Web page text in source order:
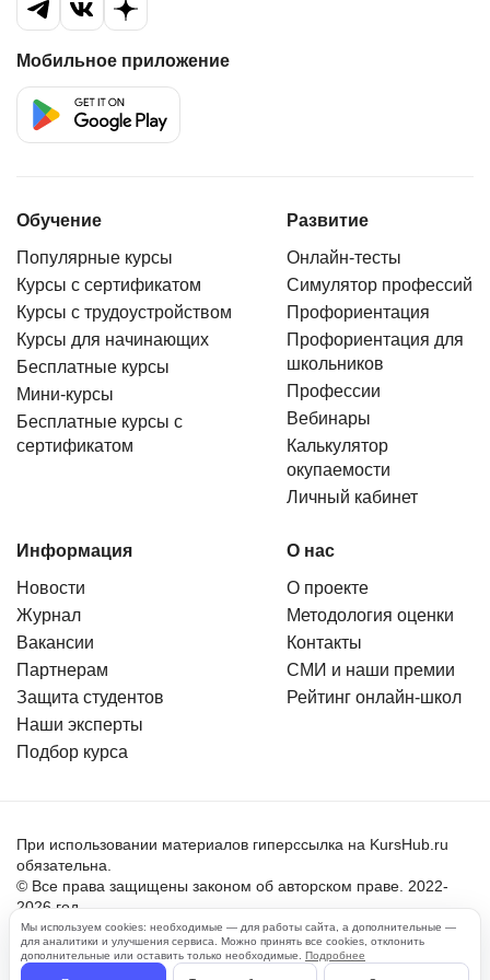
рассчитывать стоимость работ, как смету
составлять для клиентов. Это пришлось самой
потом изучать. Зато график обучения удобный,
училась когда было время. Документ прислали
как обещали, государственного образца.
четыре, потому что есть над чем поработать
организаторам курса.
Мобильное приложение
Обучение
Популярные курсы
Курсы с сертификатом
Курсы с трудоустройством
Курсы для начинающих
Бесплатные курсы
Мини-курсы
Бесплатные курсы с
сертификатом
Развитие
Онлайн-тесты
Симулятор профессий
Профориентация
Профориентация для
школьников
Профессии
Вебинары
Калькулятор
окупаемости
Личный кабинет
Информация
Новости
Журнал
Вакансии
Партнерам
Защита студентов
Наши эксперты
Подбор курса
О нас
О проекте
Методология оценки
Контакты
СМИ и наши премии
Рейтинг онлайн-школ
При использовании материалов гиперссылка на KursHub.ru
обязательна.
© Все права защищены законом об авторском праве. 2022-
2026 год.
Пользовательское соглашение
Мы используем cookies: необходимые — для работы сайта, а дополнительные —
для аналитики и улучшения сервиса. Можно принять все cookies, отклонить
дополнительные или оставить только необходимые. Подробнее